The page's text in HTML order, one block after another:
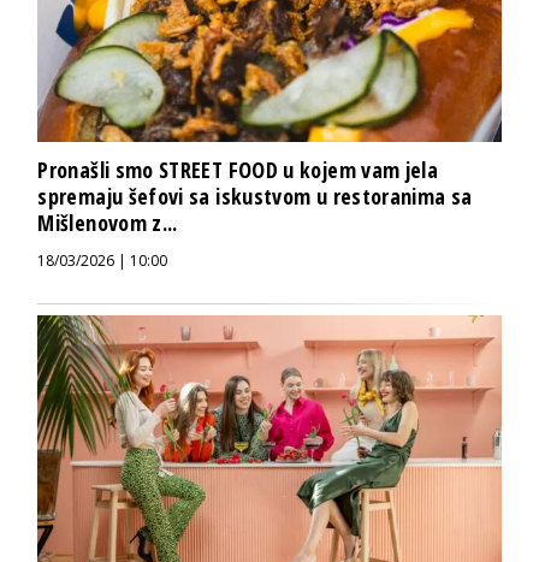
Pronašli smo STREET FOOD u kojem vam jela
spremaju šefovi sa iskustvom u restoranima sa
Mišlenovom z...
18/03/2026 | 10:00